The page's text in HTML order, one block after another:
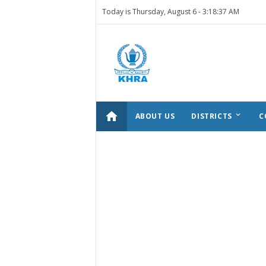
Today is Thursday, August 6 -3:18:37 AM
home ABOUT US DISTRICTS keyboard_arrow_down